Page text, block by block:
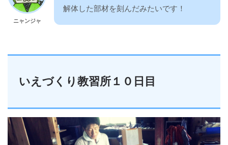
ニャンジャ
解体した部材を刻んだみたいです！
いえづくり教習所１０日目